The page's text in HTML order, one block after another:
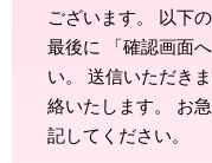
ございます。 以下
最後に 「確認画面
い。 送信いただき
絡いたします。 お
記してください。